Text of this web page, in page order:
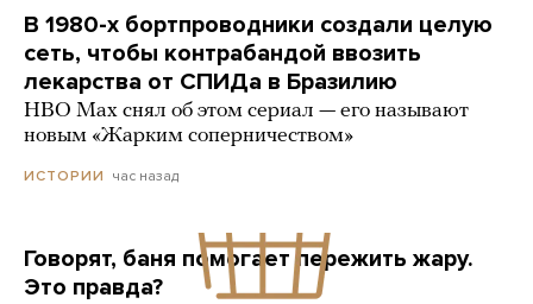
В 1980-х бортпроводники создали целую
сеть, чтобы контрабандой ввозить
лекарства от СПИДа в Бразилию
HBO Max снял об этом сериал — его называют
новым «Жарким соперничеством»
ИСТОРИИ час назад
Говорят, баня помогает пережить жару.
Это правда?